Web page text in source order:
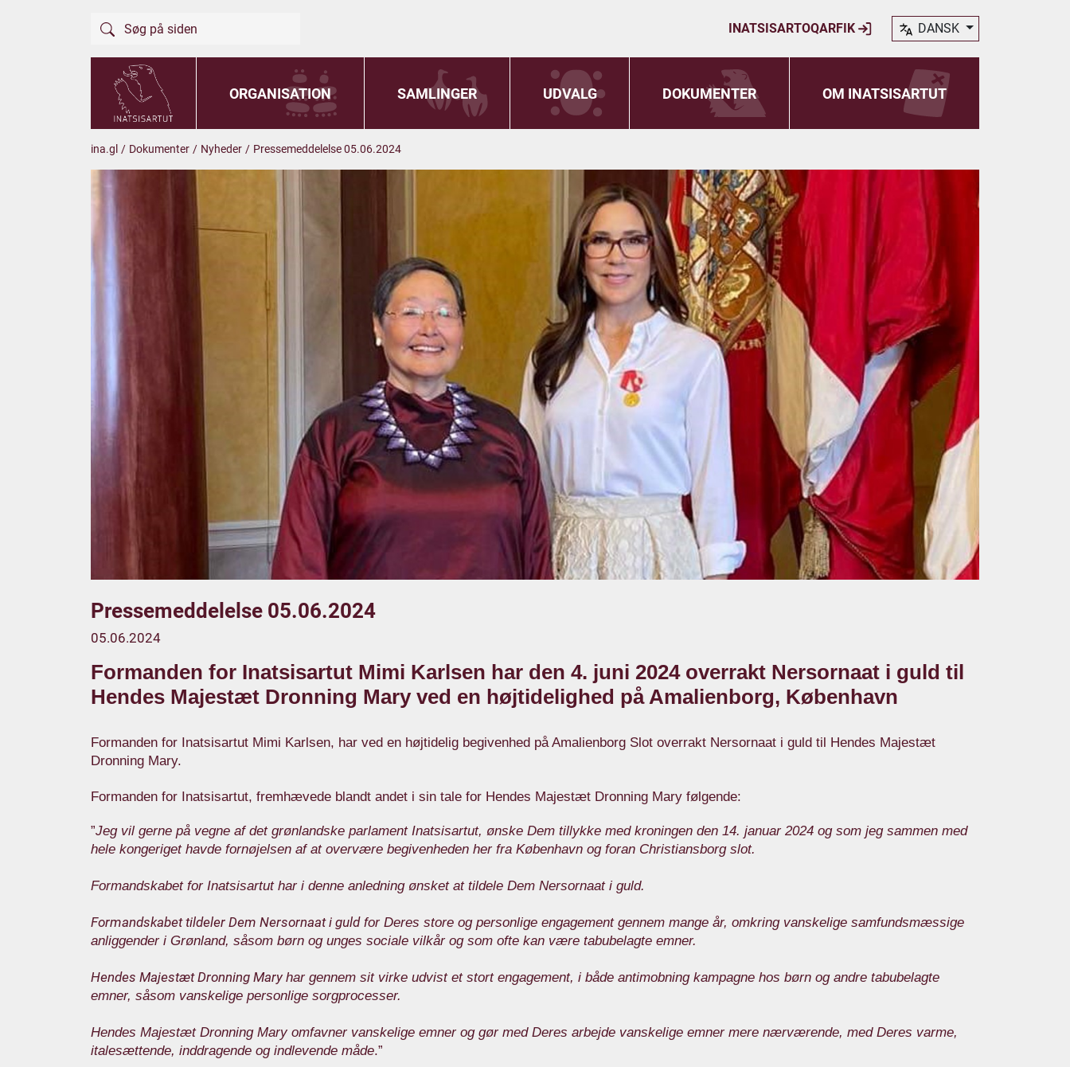
INATSISARTOQARFIK DANSK
ORGANISATION SAMLINGER UDVALG DOKUMENTER OM INATSISARTUT
ina.gl / Dokumenter / Nyheder / Pressemeddelelse 05.06.2024
Pressemeddelelse 05.06.2024
05.06.2024
Formanden for Inatsisartut Mimi Karlsen har den 4. juni 2024 overrakt Nersornaat i guld til
Hendes Majestæt Dronning Mary ved en højtidelighed på Amalienborg, København
Formanden for Inatsisartut Mimi Karlsen, har ved en højtidelig begivenhed på Amalienborg Slot overrakt Nersornaat i guld til Hendes Majestæt
Dronning Mary.
Formanden for Inatsisartut, fremhævede blandt andet i sin tale for Hendes Majestæt Dronning Mary følgende:
”Jeg vil gerne på vegne af det grønlandske parlament Inatsisartut, ønske Dem tillykke med kroningen den 14. januar 2024 og som jeg sammen med
hele kongeriget havde fornøjelsen af at overvære begivenheden her fra København og foran Christiansborg slot.
Formandskabet for Inatsisartut har i denne anledning ønsket at tildele Dem Nersornaat i guld.
Formandskabet tildeler Dem Nersornaat i guldfor Deres store og personlige engagement gennem mange år, omkring vanskelige samfundsmæssige
anliggender i Grønland, såsom børn og unges sociale vilkår og som ofte kan være tabubelagte emner.
Hendes Majestæt Dronning Mary har gennem sit virke udvist et stort engagement, i både antimobning kampagne hos børn og andre tabubelagte
emner, såsom vanskelige personlige sorgprocesser.
Hendes Majestæt Dronning Mary omfavner vanskelige emner og gør med Deres arbejde vanskelige emner mere nærværende, med Deres varme,
italesættende, inddragende og indlevende måde.”